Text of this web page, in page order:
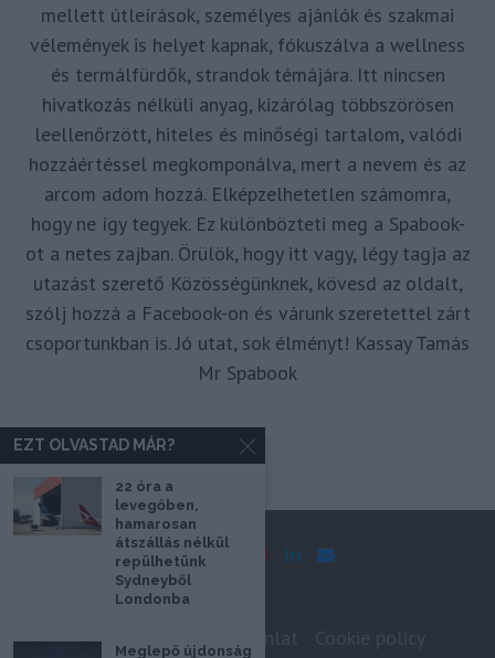
mellett útleírások, személyes ajánlók és szakmai
vélemények is helyet kapnak, fókuszálva a wellness
és termálfürdők, strandok témájára. Itt nincsen
hivatkozás nélküli anyag, kizárólag többszörösen
leellenőrzött, hiteles és minőségi tartalom, valódi
hozzáértéssel megkomponálva, mert a nevem és az
arcom adom hozzá. Elképzelhetetlen számomra,
hogy ne így tegyek. Ez különbözteti meg a Spabook-
ot a netes zajban. Örülök, hogy itt vagy, légy tagja az
utazást szerető Közösségünknek, kövesd az oldalt,
szólj hozzá a Facebook-on és várunk szeretettel zárt
csoportunkban is. Jó utat, sok élményt! Kassay Tamás
Mr Spabook
Impresszum
EZT OLVASTAD MÁR?
22 óra a
levegőben,
hamarosan
átszállás nélkül
repülhetünk
Sydneyből
Londonba
Meglepő újdonság